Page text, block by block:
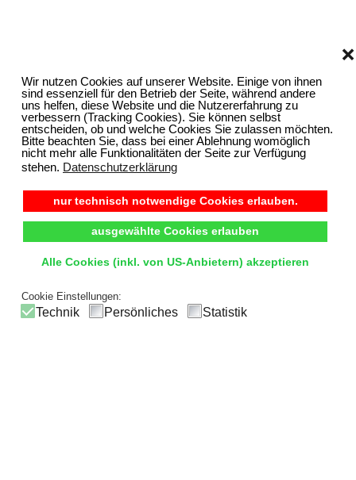
Wir nutzen Cookies auf unserer Website. Einige von ihnen
sind essenziell für den Betrieb der Seite, während andere
uns helfen, diese Website und die Nutzererfahrung zu
verbessern (Tracking Cookies). Sie können selbst
entscheiden, ob und welche Cookies Sie zulassen möchten.
Bitte beachten Sie, dass bei einer Ablehnung womöglich
nicht mehr alle Funktionalitäten der Seite zur Verfügung
stehen. Datenschutzerklärung
nur technisch notwendige Cookies erlauben.
ausgewählte Cookies erlauben
Alle Cookies (inkl. von US-Anbietern) akzeptieren
❌
Cookie Einstellungen:
Technik Persönliches Statistik